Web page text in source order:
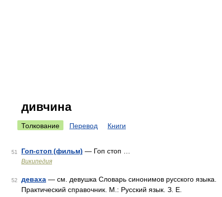
дивчина
Толкование Перевод Книги
51 Гоп-стоп (фильм) — Гоп стоп …
Википедия
52 деваха — см. девушка Словарь синонимов русского языка.
Практический справочник. М.: Русский язык. З. Е.